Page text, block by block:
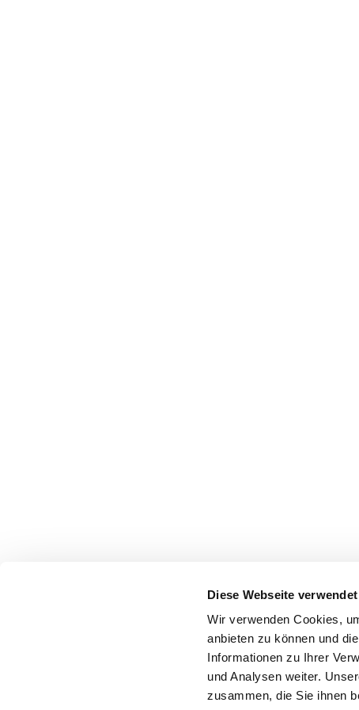
Diese Webseite
Wir verwenden Cookies,
anbieten zu können und
Informationen zu Ihrer
und Analysen weiter.
zusammen, die Sie ihnen